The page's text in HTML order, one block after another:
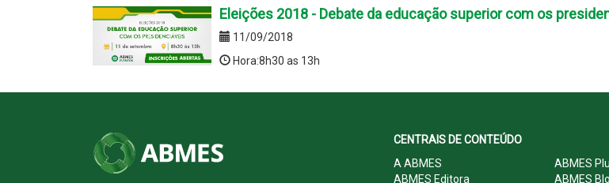
Eleições 2018 - Debate da educação superior com os
11/09/2018
Hora:8h30 as 13h
CENTRAIS DE CONTEÚDO
A ABMES
ABMES
ABMES Editora
ABMES